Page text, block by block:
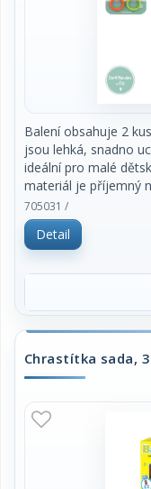
Balení obsahuje 2
jsou lehká, snadno
ideální pro malé
materiál je příjemný
vhodný i při
Ergonomický tvar s
držení a podporuje
koordinace ruky a
stimuluje sluchové
rozměr: 13 x 5 cm
705031 /
Detail
Chrastítka sada,